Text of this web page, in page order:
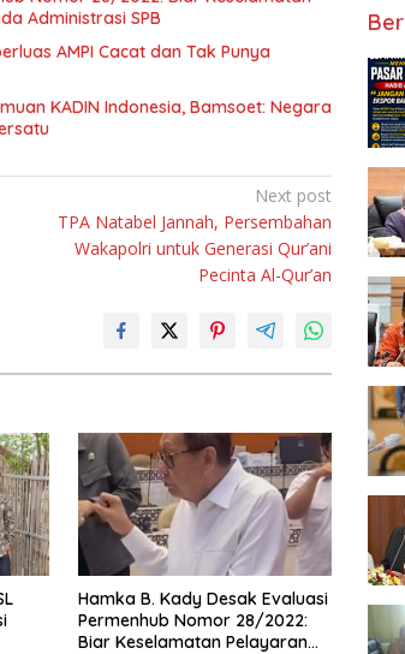
Administrasi SPB
AMPI Cacat dan Tak Punya
KADIN Indonesia, Bamsoet: Negara
Next post
TPA Natabel Jannah, Persembahan
Wakapolri untuk Generasi Qur’ani
Pecinta Al-Qur’an
Hamka B. Kady Desak Evaluasi
Permenhub Nomor 28/2022:
Biar Keselamatan Pelayaran